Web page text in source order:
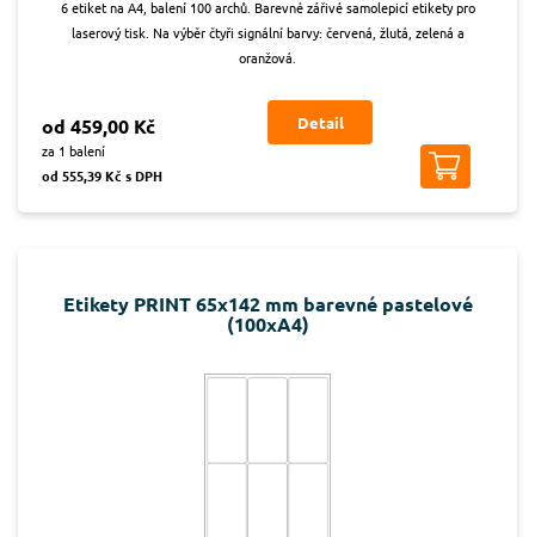
6 etiket na A4, balení 100 archů. Barevné zářivé samolepicí etikety pro
laserový tisk. Na výběr čtyři signální barvy: červená, žlutá, zelená a
oranžová.
od 459,00 Kč
za 1 balení
od 555,39 Kč s DPH
Detail
Etikety PRINT 65x142 mm barevné pastelové
(100xA4)